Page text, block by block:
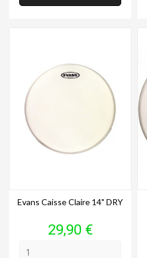
Evans Caisse Claire 14" DRY
Prix
29,90 €